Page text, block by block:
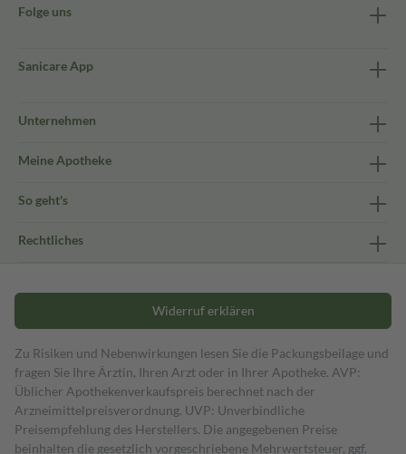
Folge uns
Sanicare App
Unternehmen
Meine Apotheke
So geht's
Rechtliches
Widerruf erklären
Zu Risiken und Nebenwirkungen lesen Sie die Packungsbeilage und
fragen Sie Ihre Ärztin, Ihren Arzt oder in Ihrer Apotheke. AVP:
Üblicher Apothekenverkaufspreis berechnet nach der
Arzneimittelpreisverordnung. UVP: Unverbindliche
Preisempfehlung des Herstellers. Die angegebenen Preise
beinhalten die gesetzlich vorgeschriebene Mehrwertsteuer, ggf.